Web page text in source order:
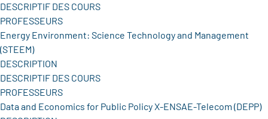
DESCRIPTIF DES COURS
PROFESSEURS
Energy Environment: Science Technology and Management
(STEEM)
DESCRIPTION
DESCRIPTIF DES COURS
PROFESSEURS
Data and Economics for Public Policy X-ENSAE-Telecom (DEPP)